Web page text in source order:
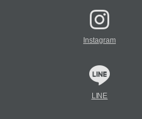
Instagram
LINE